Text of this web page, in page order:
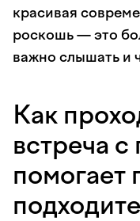
красивая
роскошь — это
важно слышать и
Как
встреча с
помогает